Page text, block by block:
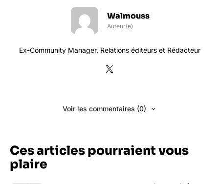
Walmouss
Auteur(e)
Ex-Community Manager, Relations éditeurs et Rédacteur
Voir les commentaires (0)
Ces articles pourraient vous
plaire